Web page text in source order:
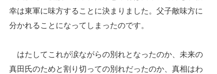
幸は東軍に味方することに決まりました。父子敵味方に
分かれることになってしまったのです。
はたしてこれが涙ながらの別れとなったのか、未来の
真田氏のためと割り切っての別れだったのか、真相はわ